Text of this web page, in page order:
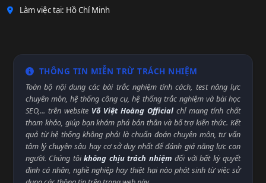
Làm việc tại: Hồ Chí Minh
THÔNG TIN MIỄN TRỪ TRÁCH NHIỆM
Toàn bộ nội dung các bài trắc nghiệm tính cách, test năng lực
chuyên môn, hệ thống công cụ, hệ thống trắc nghiệm và bài học
SEO,... trên website Võ Việt Hoàng Official chỉ mang tính chất
tham khảo, giúp bạn khám phá bản thân và bổ trợ kiến thức. Kết
quả từ hệ thống không phải là chuẩn đoán chuyên môn, tư vấn
tâm lý chuyên sâu hay cơ sở duy nhất để đánh giá năng lực con
người. Chúng tôikhông chịu trách nhiệm đối với bất kỳ quyết
định cá nhân, nghề nghiệp hay thiệt hại nào phát sinh từ việc sử